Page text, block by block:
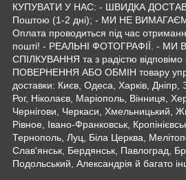
КУПУВАТИ У НАС: - ШВИДКА
Поштою (1-2 дні); - МИ НЕ
Оплата проводиться під час
пошті! - РЕАЛЬНІ ФОТОГРАФІЇ. - МИ
СПІЛКУВАННЯ та з радістю
ПОВЕРНЕННЯ АБО ОБМІН товару
доставки: Києв, Одеса, Харків, Дніпр,
Рог, Ніколаєв, Маріополь, Вінниця,
Чернігови, Черкаси, Хмельницький,
Рівное, Івано-Франковськ,
Тернополь, Луц, Біла Церква,
Слав'янськ, Бердянськ, Павлоград,
Подольський, Александрія й багато